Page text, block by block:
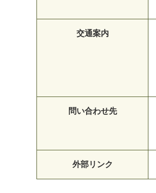
交通案内
問い合わせ先
外部リンク